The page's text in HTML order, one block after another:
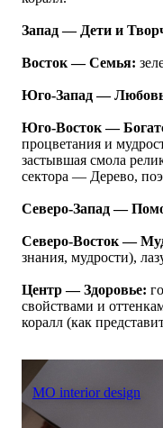
Запад — Дети и
Восток — Семья:
Юго-Запад —
Юго-Восток —
процветания и
застывшая смола
сектора — Дерево,
Северо-Запад —
Северо-Восток —
знания, мудрости),
Центр — Здоровье:
свойствами и
коралл (как
MO interior design